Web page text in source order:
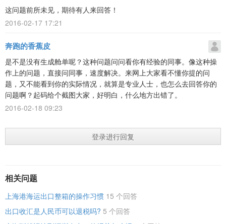
这问题前所未见，期待有人来回答！
2016-02-17 17:21
奔跑的香蕉皮
是不是没有生成舱单呢？这种问题问问看你有经验的同事。像这种操
作上的问题，直接问同事，速度解决。来网上大家看不懂你提的问
题，又不能看到你的实际情况，就算是专业人士，也怎么去回答你的
问题啊？起码给个截图大家，好明白，什么地方出错了。
2016-02-18 09:23
登录进行回复
相关问题
上海港海运出口整箱的操作习惯 15 个回答
出口收汇是人民币可以退税吗? 5 个回答